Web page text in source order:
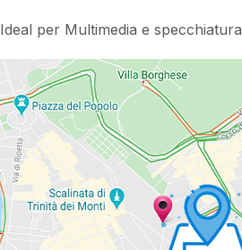
Ideal per Multimedia e specchiatura